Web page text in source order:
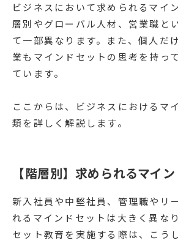
ビジネスにおいて求められるマイ
層別やグローバル人材、営業職と
て一部異なります。また、個人だ
業もマインドセットの思考を持っ
ています。
ここからは、ビジネスにおけるマ
類を詳しく解説します。
【階層別】求められるマイ
新入社員や中堅社員、管理職やリ
れるマインドセットは大きく異な
セット教育を実施する際は、こう